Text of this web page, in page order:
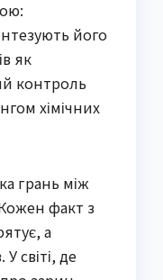
його
як
контроль
хімічних
грань між
факт з
а
світі, де